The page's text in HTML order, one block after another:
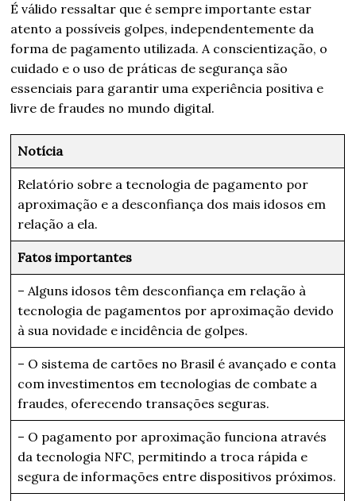
É válido ressaltar que é sempre importante estar
atento a possíveis golpes, independentemente da
forma de pagamento utilizada. A conscientização, o
cuidado e o uso de práticas de segurança são
essenciais para garantir uma experiência positiva e
livre de fraudes no mundo digital.
Notícia
Relatório sobre a tecnologia de pagamento por
aproximação e a desconfiança dos mais idosos em
relação a ela.
Fatos importantes
– Alguns idosos têm desconfiança em relação à
tecnologia de pagamentos por aproximação devido
à sua novidade e incidência de golpes.
– O sistema de cartões no Brasil é avançado e conta
com investimentos em tecnologias de combate a
fraudes, oferecendo transações seguras.
– O pagamento por aproximação funciona através
da tecnologia NFC, permitindo a troca rápida e
segura de informações entre dispositivos próximos.